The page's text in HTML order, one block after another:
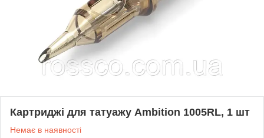
Картриджі для татуажу Ambition 1005RL, 1 шт
Немає в наявності